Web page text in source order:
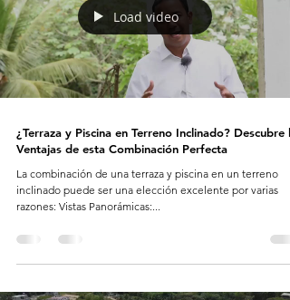
Load video
¿Terraza y Piscina en Terreno Inclinado? Descubre
Ventajas de esta Combinación Perfecta
La combinación de una terraza y piscina en un terreno
inclinado puede ser una elección excelente por varias
razones: Vistas Panorámicas:...